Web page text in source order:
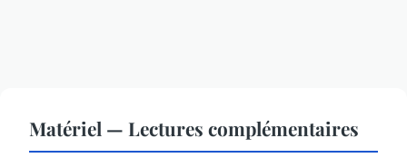
Matériel — Lectures complémentaires